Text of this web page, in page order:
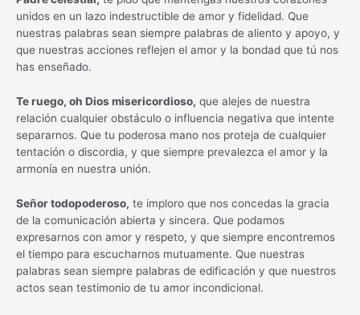
unidos en un lazo indestructible de amor y fidelidad. Que
nuestras palabras sean siempre palabras de aliento y apoyo, y
que nuestras acciones reflejen el amor y la bondad que tú nos
has enseñado.
Te ruego, oh Dios misericordioso, que alejes de nuestra
relación cualquier obstáculo o influencia negativa que intente
separarnos. Que tu poderosa mano nos proteja de cualquier
tentación o discordia, y que siempre prevalezca el amor y la
armonía en nuestra unión.
Señor todopoderoso, te imploro que nos concedas la gracia
de la comunicación abierta y sincera. Que podamos
expresarnos con amor y respeto, y que siempre encontremos
el tiempo para escucharnos mutuamente. Que nuestras
palabras sean siempre palabras de edificación y que nuestros
actos sean testimonio de tu amor incondicional.